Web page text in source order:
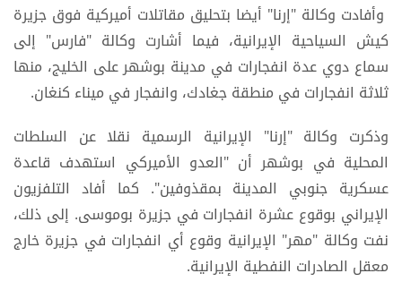
وأفادت وكالة "إرنا" أيضا بتحليق مقاتلات أميركية فوق جزيرة
كيش السياحية الإيرانية، فيما أشارت وكالة "فارس" إلى
سماع دوي عدة انفجارات في مدينة بوشهر على الخلیج، منها
ثلاثة انفجارات في منطقة جغادك، وانفجار في ميناء كنغان.
وذكرت وكالة "إرنا" الإيرانية الرسمية نقلا عن السلطات
المحلية في بوشهر أن "العدو الأميركي استهدف قاعدة
عسكرية جنوبي المدينة بمقذوفين". كما أفاد التلفزيون
الإيراني بوقوع عشرة انفجارات في جزيرة بوموسى. إلى ذلك،
نفت وكالة "مهر" الإيرانية وقوع أي انفجارات في جزيرة خارج
معقل الصادرات النفطية الإيرانية.